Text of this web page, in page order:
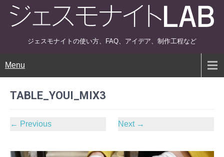
ジェスモナイトの使い方、FAQ、アイデア、制作工程など
Menu
TABLE_YOUI_MIX3
← Previous Next →